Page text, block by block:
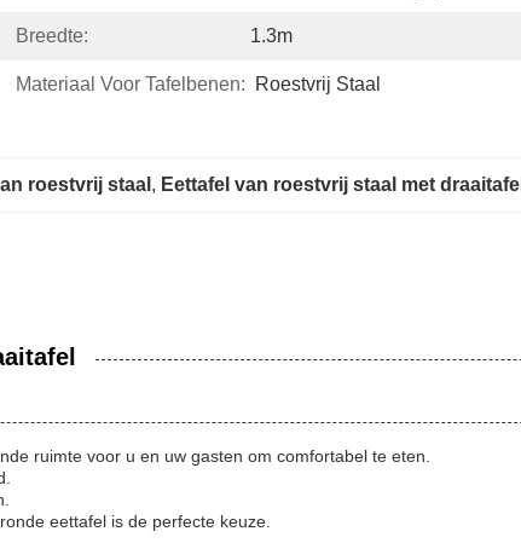
Breedte: 1.3m
Materiaal Voor Tafelbenen: Roestvrij Staal
roestvrij staal , Eettafel van roestvrij staal met draaitafel
ruimte voor u en uw gasten om comfortabel te eten.
eettafel is de perfecte keuze.